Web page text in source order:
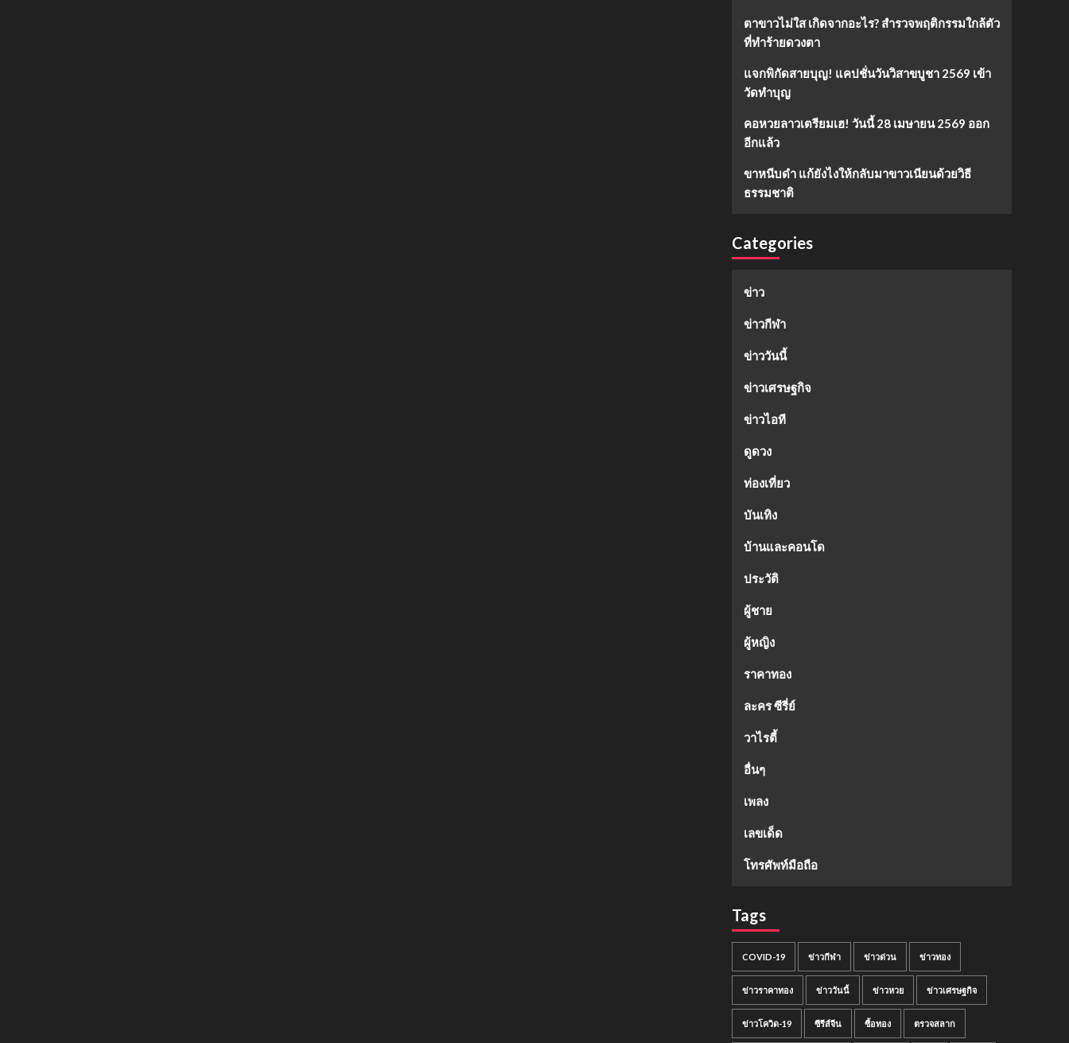
ตาขาวไม่ใส เกิดจากอะไร? สำรวจพฤติกรรมใกล้ตัว
ที่ทำร้ายดวงตา
แจกพิกัดสายบุญ! แคปชั่นวันวิสาขบูชา 2569 เข้า
วัดทำบุญ
คอหวยลาวเตรียมเฮ! วันนี้ 28 เมษายน 2569 ออก
อีกแล้ว
ขาหนีบดำ แก้ยังไงให้กลับมาขาวเนียนด้วยวิธี
ธรรมชาติ
Categories
ข่าว
ข่าวกีฬา
ข่าววันนี้
ข่าวเศรษฐกิจ
ข่าวไอที
ดูดวง
ท่องเที่ยว
บันเทิง
บ้านและคอนโด
ประวัติ
ผู้ชาย
ผู้หญิง
ราคาทอง
ละคร ซีรี่ย์
วาไรตี้
อื่นๆ
เพลง
เลขเด็ด
โทรศัพท์มือถือ
Tags
COVID-19 ข่าวกีฬา ข่าวด่วน ข่าวทอง
ข่าวราคาทอง ข่าววันนี้ ข่าวหวย ข่าวเศรษฐกิจ
ข่าวโควิด-19 ซีรีส์จีน ซื้อทอง ตรวจสลาก